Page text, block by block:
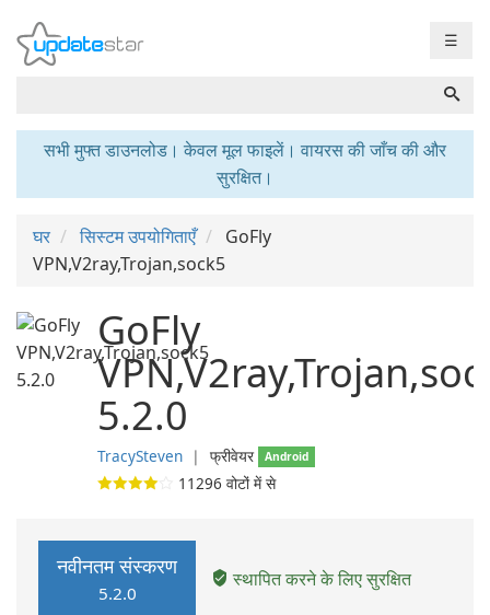
☰
सभी मुफ्त डाउनलोड। केवल मूल फाइलें। वायरस की जाँच की और
सुरक्षित।
घर सिस्टम उपयोगिताएँ
GoFly
VPN,V2ray,Trojan,sock5
GoFly
5.2.0
TracySteven ❘ फ्रीवेयर Android
11296 वोटों में से
नवीनतम संस्करण
5.2.0
स्थापित करने के लिए सुरक्षित